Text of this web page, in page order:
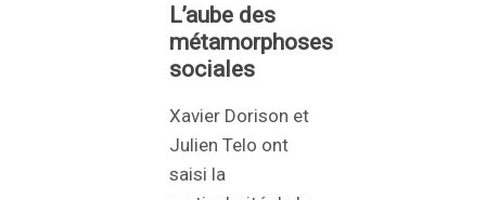
L’aube des
métamorphoses
sociales
Xavier Dorison et
Julien Telo ont
saisi la